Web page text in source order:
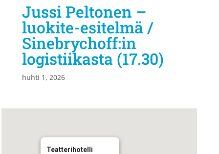
Jussi Peltonen –
luokite-esitelmä /
Sinebrychoff:in
logistiikasta (17.30)
huhti 1, 2026
Teatterihotelli